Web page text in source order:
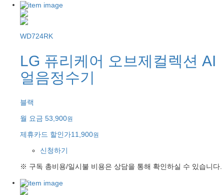
WD724RK
LG 퓨리케어 오브제컬렉션 AI
얼음정수기
블랙
월 요금 53,900원
제휴카드 할인가11,900원
신청하기
※ 구독 총비용/일시불 비용은 상담을 통해 확인하실 수 있습니다.